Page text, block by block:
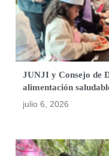
JUNJI y Consejo de
alimentación
julio 6, 2026